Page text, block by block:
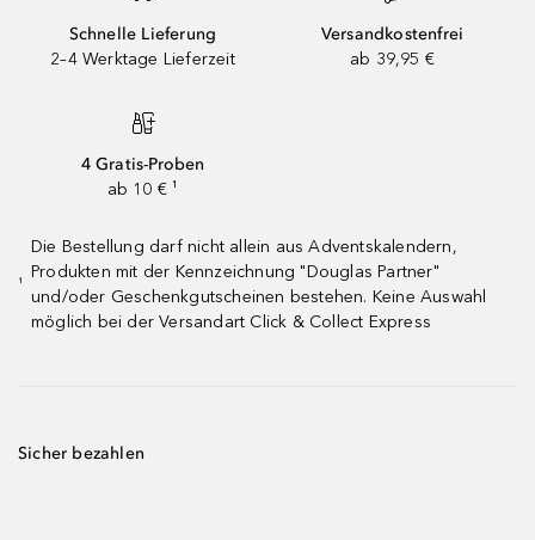
Schnelle Lieferung
2–4 Werktage Lieferzeit
Versandkostenfrei
ab 39,95 €
4 Gratis-Proben
ab 10 € ¹
¹
Die Bestellung darf nicht allein aus Adventskalendern,
Produkten mit der Kennzeichnung "Douglas Partner"
und/oder Geschenkgutscheinen bestehen. Keine Auswahl
möglich bei der Versandart Click & Collect Express
Sicher bezahlen